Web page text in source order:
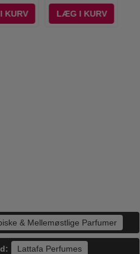
KURV
LÆG I KURV
& Mellemøstlige Parfumer
Lattafa Perfumes